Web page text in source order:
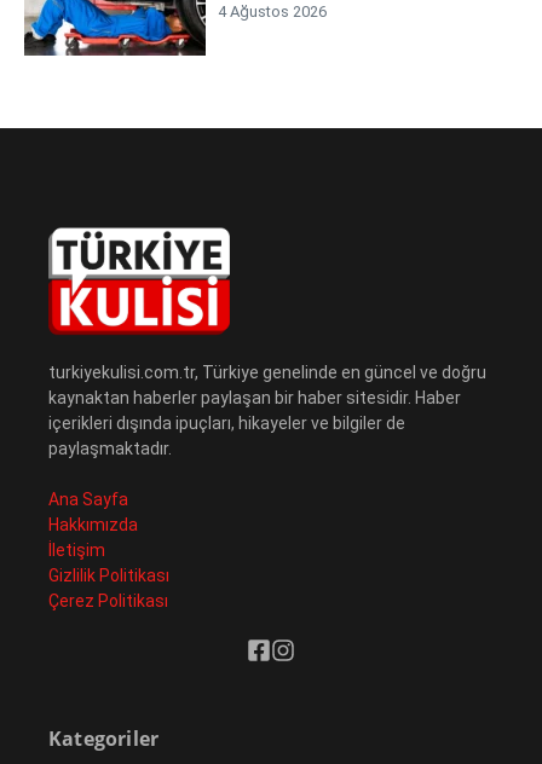
4 Ağustos 2026
turkiyekulisi.com.tr, Türkiye genelinde en güncel ve doğru
kaynaktan haberler paylaşan bir haber sitesidir. Haber
içerikleri dışında ipuçları, hikayeler ve bilgiler de
paylaşmaktadır.
Ana Sayfa
Hakkımızda
İletişim
Gizlilik Politikası
Çerez Politikası
Kategoriler